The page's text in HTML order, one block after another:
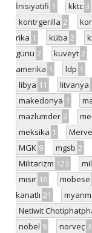
İnisiyatifi 1 kktc 3
kontrgerilla 2
rika 1 küba 2
günü 2 kuveyt 2
amerika 1 ldp 1
libya 11 litvanya
makedonya 1
mazlumder 2
meksika 1
MGK 9 mgsb 2
Militarizm 123
mısır 16 mobese
kanatlı 21
Netiwit
nobel 9 norveç 3